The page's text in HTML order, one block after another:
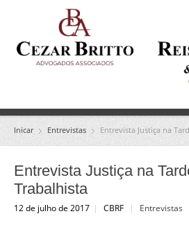
Inicar Entrevistas Entrevista Justiça na
Entrevista Justiça na
Trabalhista
12 de julho de 2017 | CBRF | Entrevistas